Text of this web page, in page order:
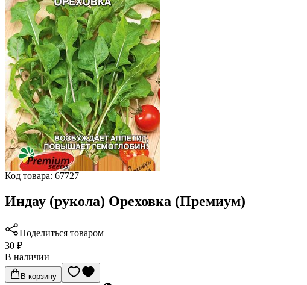
Код товара: 67727
Индау (рукола) Ореховка (Премиум)
Поделиться товаром
30 ₽
В наличии
В корзину